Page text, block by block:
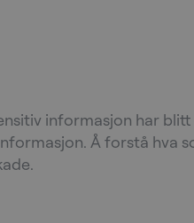
informasjon har
Å forstå hva